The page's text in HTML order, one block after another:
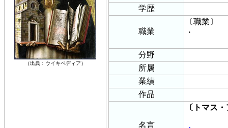
（出典：ウイキペディア）
学歴
職業
〔職業〕
・
分野
所属
業績
作品
名言
〔トマス